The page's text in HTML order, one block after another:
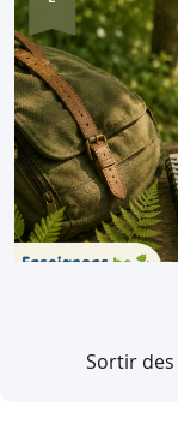
Sortir